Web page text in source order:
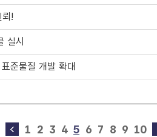
!
실시
준물질 개발 확대
1 2 3 4 5 6 7 8 9 10